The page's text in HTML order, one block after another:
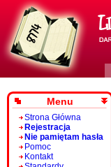
Menu
Strona Główna
Rejestracja
Nie pamiętam hasła
Pomoc
Kontakt